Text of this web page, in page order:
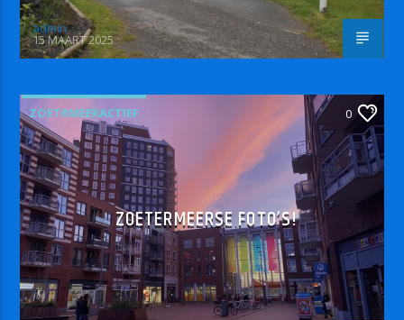
admin
15 MAART 2025
ZOETRMEERACTIEF 0
ZOETERMEERSE FOTO’S!